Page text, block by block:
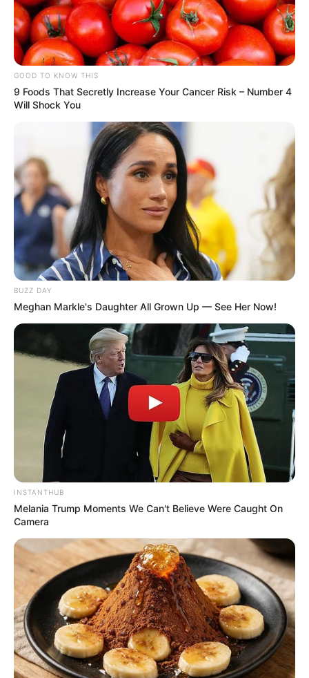
GOOD TO KNOW THIS
9 Foods That Secretly Increase Your Cancer Risk – Number 4
Will Shock You
BUZZ DAY
Meghan Markle's Daughter All Grown Up — See Her Now!
INSTANTHUB
Melania Trump Moments We Can't Believe Were Caught On
Camera